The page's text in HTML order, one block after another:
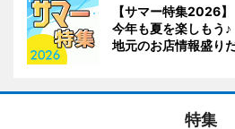
【サマー特集2026】
今年も夏を楽しもう♪
地元のお店情報盛り
特集